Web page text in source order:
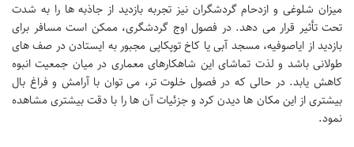
میزان شلوغی و ازدحام گردشگران نیز تجربه بازدید از جاذبه ها را به شدت
تحت تأثیر قرار می دهد. در فصول اوج گردشگری، ممکن است مسافر برای
بازدید از ایاصوفیه، مسجد آبی یا کاخ توپکاپی مجبور به ایستادن در صف های
طولانی باشد و لذت تماشای این شاهکارهای معماری در میان جمعیت انبوه
کاهش یابد. در حالی که در فصول خلوت تر، می توان با آرامش و فراغ بال
بیشتری از این مکان ها دیدن کرد و جزئیات آن ها را با دقت بیشتری مشاهده
نمود.